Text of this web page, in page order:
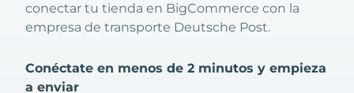
conectar tu tienda en BigCommerce con la
empresa de transporte Deutsche Post.
Conéctate en menos de 2 minutos y empieza
a enviar